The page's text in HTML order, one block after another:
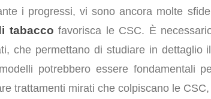
i progressi, vi sono ancora molte
tabacco favorisca le CSC. È
che permettano di studiare in dettaglio
potrebbero essere fondamentali
trattamenti mirati che colpiscano le